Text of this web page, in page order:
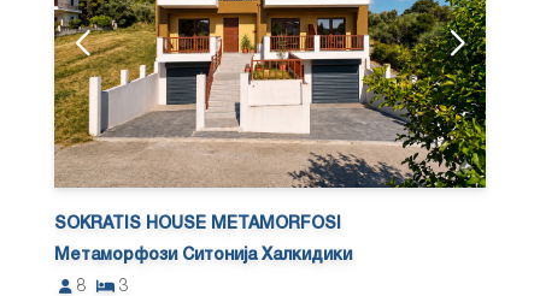
SOKRATIS HOUSE METAMORFOSI
Метаморфози Ситонија Халкидики
8
3